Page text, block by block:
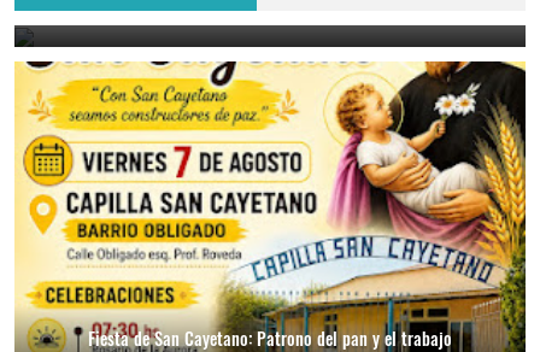
August 7, 2026
Fiesta de San Cayetano: Patrono del pan y el trabajo